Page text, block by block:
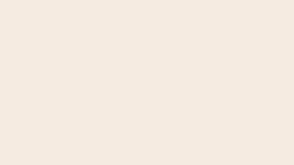
möjliggjordes en spridning
talet då den avstannade och
hanar, nu räknas väl
enligt Artportalen. Efter denna
läte hördes från en hög
rödstjärt ut det första